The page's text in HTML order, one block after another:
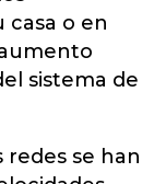
casa o en
sistema de
redes se han